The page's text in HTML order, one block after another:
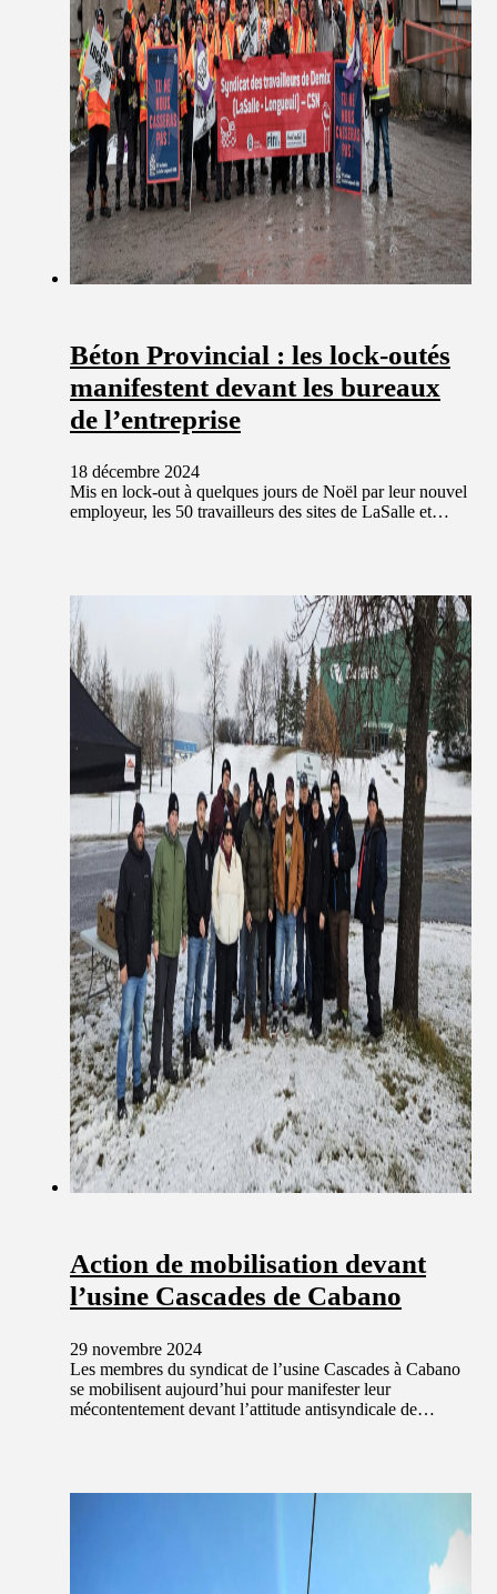
Béton Provincial : les lock-outés
manifestent devant les bureaux
de l’entreprise
18 décembre 2024
Mis en lock-out à quelques jours de Noël par leur nouvel
employeur, les 50 travailleurs des sites de LaSalle et…
Action de mobilisation devant
l’usine Cascades de Cabano
29 novembre 2024
Les membres du syndicat de l’usine Cascades à Cabano
se mobilisent aujourd’hui pour manifester leur
mécontentement devant l’attitude antisyndicale de…